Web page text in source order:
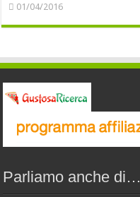
01/04/2016
Parliamo anche di…